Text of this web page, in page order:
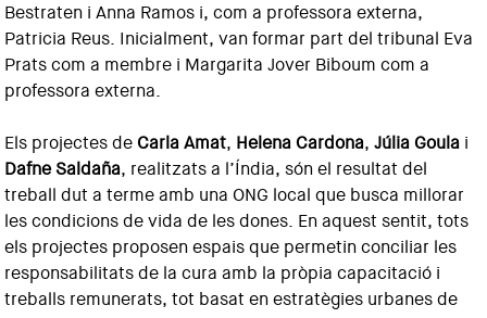
Bestraten i Anna Ramos i, com a professora externa,
Patricia Reus. Inicialment, van formar part del tribunal Eva
Prats com a membre i Margarita Jover Biboum com a
professora externa.
Els projectes de Carla Amat, Helena Cardona,Júlia Goula i
Dafne Saldaña, realitzats a l’Índia, són el resultat del
treball dut a terme amb una ONG local que busca millorar
les condicions de vida de les dones. En aquest sentit, tots
els projectes proposen espais que permetin conciliar les
responsabilitats de la cura amb la pròpia capacitació i
treballs remunerats, tot basat en estratègies urbanes de